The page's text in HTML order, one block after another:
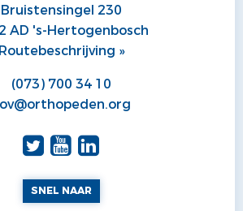
Bruistensingel 230
AD 's-Hertogenbosch
Routebeschrijving »
(073) 700 34 10
SNEL NAAR